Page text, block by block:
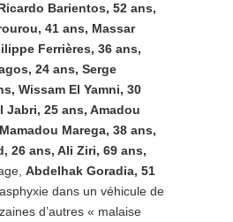
Barientos, 52 ans,
41 ans, Massar
Ferrières, 36 ans,
24 ans, Serge
Wissam El Yamni, 30
Jabri, 25 ans, Amadou
Marega, 38 ans,
26 ans, Ali Ziri, 69 ans,
Abdelhak Goradia, 51
dans un véhicule de
d’autres « malaise